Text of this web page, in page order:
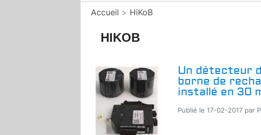
Accueil > HiKoB
HIKOB
Un détecteur
borne de
installé en 30
Publié le 17-02-2017 par